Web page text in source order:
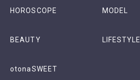
HOROSCOPE MODEL
BEAUTY LIFESTYLE
otonaSWEET